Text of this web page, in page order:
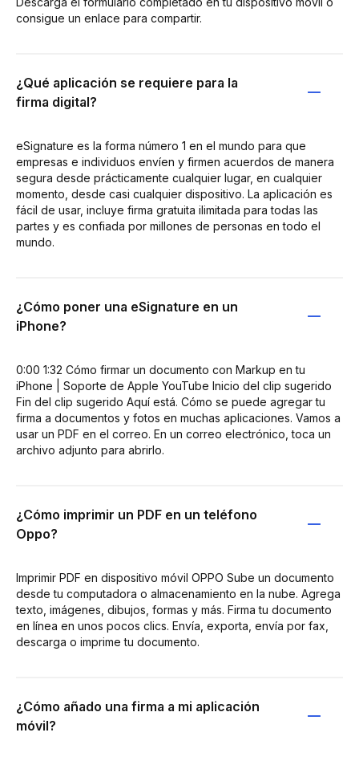
consigue un enlace para compartir.
¿Qué aplicación se requiere para la
firma digital?
eSignature es la forma número 1 en el mundo para que
empresas e individuos envíen y firmen acuerdos de manera
segura desde prácticamente cualquier lugar, en cualquier
momento, desde casi cualquier dispositivo. La aplicación es
fácil de usar, incluye firma gratuita ilimitada para todas las
partes y es confiada por millones de personas en todo el
mundo.
¿Cómo poner una eSignature en un
iPhone?
0:00 1:32 Cómo firmar un documento con Markup en tu
iPhone | Soporte de Apple YouTube Inicio del clip sugerido
Fin del clip sugerido Aquí está. Cómo se puede agregar tu
firma a documentos y fotos en muchas aplicaciones. Vamos a
usar un PDF en el correo. En un correo electrónico, toca un
archivo adjunto para abrirlo.
¿Cómo imprimir un PDF en un teléfono
Oppo?
Imprimir PDF en dispositivo móvil OPPO Sube un documento
desde tu computadora o almacenamiento en la nube. Agrega
texto, imágenes, dibujos, formas y más. Firma tu documento
en línea en unos pocos clics. Envía, exporta, envía por fax,
descarga o imprime tu documento.
¿Cómo añado una firma a mi aplicación
móvil?